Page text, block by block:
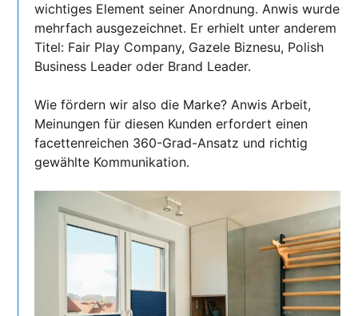
wichtiges Element seiner Anordnung. Anwis wurde
mehrfach ausgezeichnet. Er erhielt unter anderem
Titel: Fair Play Company, Gazele Biznesu, Polish
Business Leader oder Brand Leader.
Wie fördern wir also die Marke? Anwis Arbeit,
Meinungen für diesen Kunden erfordert einen
facettenreichen 360-Grad-Ansatz und richtig
gewählte Kommunikation.